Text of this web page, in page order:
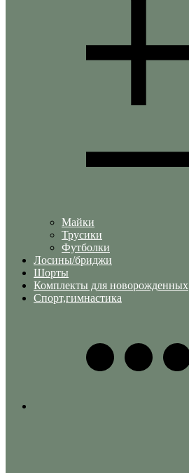
Майки
Трусики
Футболки
Лосины/бриджи
Шорты
Комплекты для новорожденных
Спорт,гимнастика